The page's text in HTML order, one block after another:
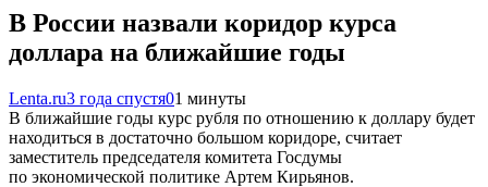
В России назвали коридор курса
доллара на ближайшие годы
Lenta.ru3 года спустя01 минуты
В ближайшие годы курс рубля по отношению к доллару будет
находиться в достаточно большом коридоре, считает
заместитель председателя комитета Госдумы
по экономической политике Артем Кирьянов.